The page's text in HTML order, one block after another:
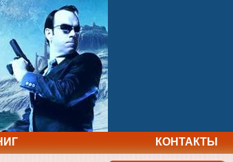
КОНТАКТЫ